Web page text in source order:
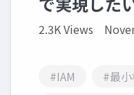
2.3K Views
#IAM #最